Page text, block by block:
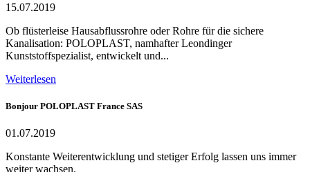
15.07.2019
Ob flüsterleise Hausabflussrohre oder Rohre für die sichere
Kanalisation: POLOPLAST, namhafter Leondinger
Kunststoffspezialist, entwickelt und...
Weiterlesen
Bonjour POLOPLAST France SAS
01.07.2019
Konstante Weiterentwicklung und stetiger Erfolg lassen uns immer
weiter wachsen.